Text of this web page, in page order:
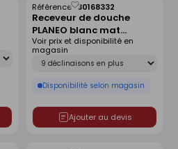
Receveur de douche
PLANEO blanc mat
antidérapant - 140 x 80
cm
Référence :30168332
Déclinaison
Disponibilité selon magasin
Voir prix et disponibilité en
magasin
Ajouter au devis
Enregistrer
comme
liste